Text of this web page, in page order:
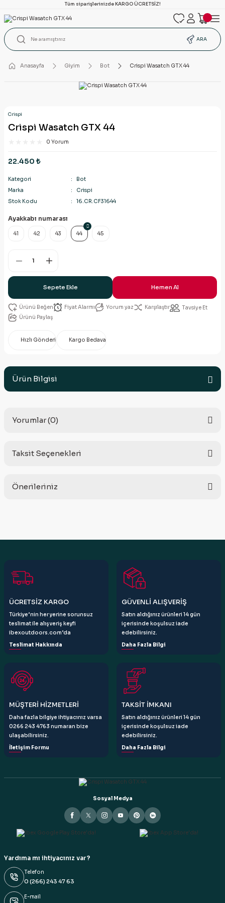
Tüm siparişlerinizde KARGO ÜCRETSİZ!
ARA
Anasayfa Giyim Bot Crispi Wasatch GTX 44
Crispi
Crispi Wasatch GTX 44
0 Yorum
22.450 ₺
Kategori
Bot
Marka
Crispi
Stok Kodu
16.CR.CF31644
Ayakkabı numarası
41 42 43 44 45
Sepete Ekle Hemen Al
Fiyat Alarmı Yorum yaz Karşılaştır
Tavsiye Et
Ürünü Paylaş
Hızlı Gönderi Kargo Bedava
Ürün Bilgisi
Yorumlar (0)
Taksit Seçenekleri
Önerileriniz
Görüş ve önerileriniz için teşekkür ederiz.
Ürün resmi kalitesiz, bozuk veya görüntülenemiyor.
Ürün açıklamasında eksik bilgiler bulunuyor.
Bu ürüne benzer farklı alternatifler olmalı.
Gönder
ÜCRETSİZ KARGO
Türkiye’nin her yerine sorunsuz
teslimat ile alışveriş keyfi
ibexoutdoors.com’da
Teslimat Hakkında
GÜVENLİ ALIŞVERİŞ
Satın aldığınız ürünleri 14 gün
içerisinde koşulsuz iade
edebilirsiniz.
Daha Fazla Bilgi
MÜŞTERİ HİZMETLERİ
Daha fazla bilgiye ihtiyacınız varsa
0266 243 4763 numaran bize
ulaşabilirsiniz.
İletişim Formu
TAKSİT İMKANI
Satın aldığınız ürünleri 14 gün
içerisinde koşulsuz iade
edebilirsiniz.
Daha Fazla Bilgi
Sosyal Medya
Yardıma mı ihtiyacınız var?
Telefon
0 (266) 243 47 63
E-mail